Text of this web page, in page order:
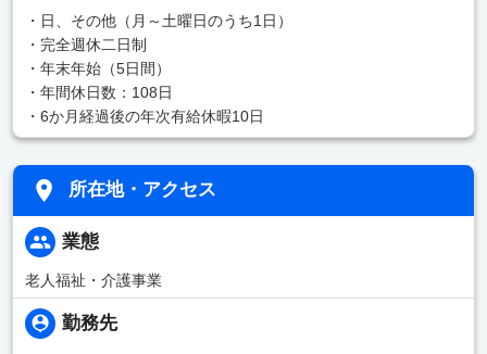
・日、その他（月～土曜日のうち1日）
・完全週休二日制
・年末年始（5日間）
・年間休日数：108日
・6か月経過後の年次有給休暇10日
所在地・アクセス
業態
老人福祉・介護事業
勤務先